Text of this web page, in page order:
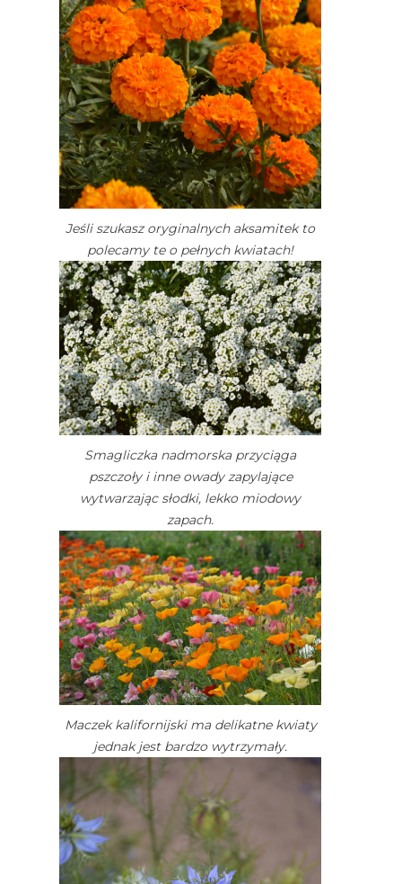
Jeśli szukasz oryginalnych aksamitek to
polecamy te o pełnych kwiatach!
Smagliczka nadmorska przyciąga
pszczoły i inne owady zapylające
wytwarzając słodki, lekko miodowy
zapach.
Maczek kalifornijski ma delikatne kwiaty
jednak jest bardzo wytrzymały.